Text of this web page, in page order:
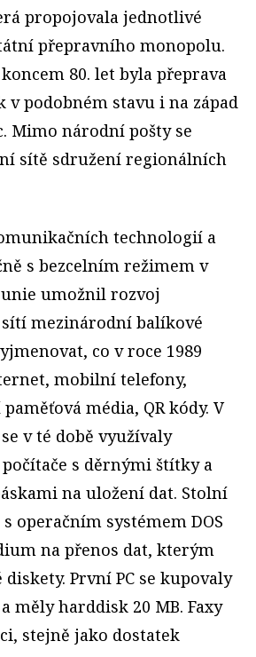
propojovala jednotlivé
přepravního monopolu.
80. let byla přeprava
v podobném stavu i na západ
Mimo národní pošty se
sítě sdružení regionálních
technologií a
s bezcelním režimem v
umožnil rozvoj
mezinárodní balíkové
co v roce 1989
mobilní telefony,
média, QR kódy. V
v té době využívaly
s děrnými štítky a
na uložení dat. Stolní
operačním systémem DOS
na přenos dat, kterým
První PC se kupovaly
měly harddisk 20 MB. Faxy
stejně jako dostatek